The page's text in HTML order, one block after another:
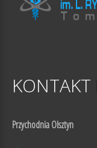
KONTAKT
Przychodnia Olsztyn